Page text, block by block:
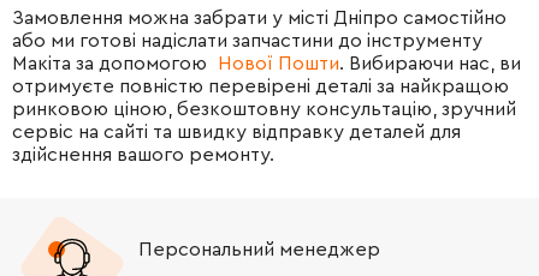
Замовлення можна забрати у місті Дніпро самостійно
або ми готові надіслати запчастини до інструменту
Макіта за допомогою
Нової Пошти. Вибираючи нас, ви
отримуєте повністю перевірені деталі за найкращою
ринковою ціною, безкоштовну консультацію, зручний
сервіс на сайті та швидку відправку деталей для
здійснення вашого ремонту.
Персональний менеджер